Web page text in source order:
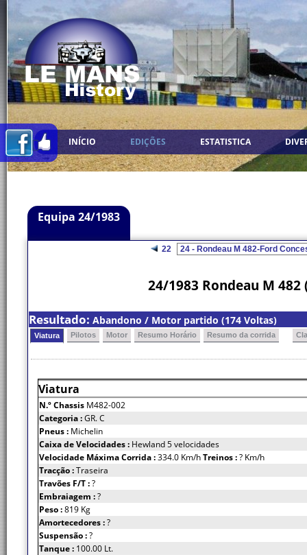
INÍCIO EDIÇÕES ESTATISTICA
Equipa 24/1983
22
24/1983 Rondeau M
Resultado: Abandono / Motor partido (174 Voltas)
Viatura Pilotos Motor Resumo Horário Resumo da corrida
Viatura
N.º Chassis M482-002
Categoria :GR. C
Pneus : Michelin
Caixa de Velocidades : Hewland 5 velocidades
Velocidade Máxima Corrida :334.0 Km/hTreinos :? Km/h
Tracção :Traseira
Travões F/T :?
Embraiagem :?
Peso :819 Kg
Amortecedores :?
Suspensão :?
Tanque : 100.00 Lt.